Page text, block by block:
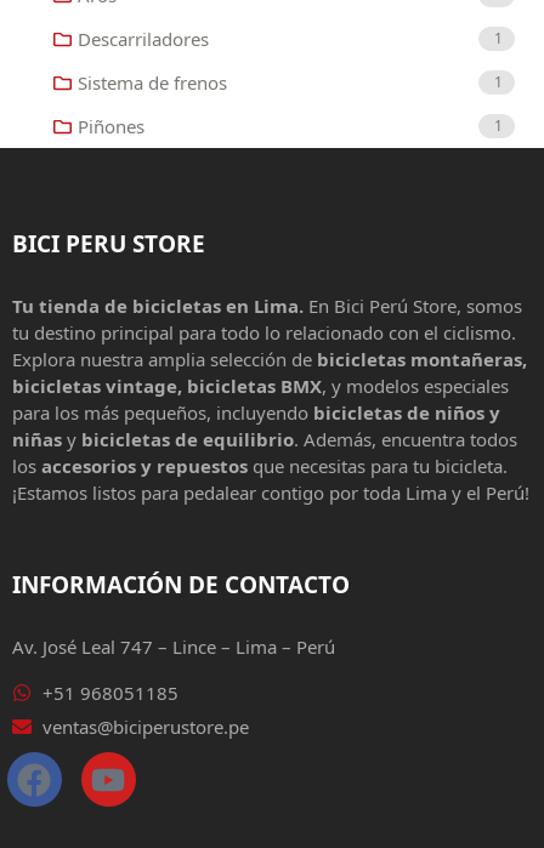
Descarriladores 1
Sistema de frenos 1
Piñones 1
BICI PERU STORE
Tu tienda de bicicletas en Lima. En Bici Perú Store, somos
tu destino principal para todo lo relacionado con el ciclismo.
Explora nuestra amplia selección de bicicletas montañeras,
bicicletas vintage, bicicletas BMX, y modelos especiales
para los más pequeños, incluyendo bicicletas de niños y
niñas y bicicletas de equilibrio. Además, encuentra todos
los accesorios y repuestos que necesitas para tu bicicleta.
¡Estamos listos para pedalear contigo por toda Lima y el Perú!
INFORMACIÓN DE CONTACTO
Av. José Leal 747 – Lince – Lima – Perú
+51 968051185
ventas@biciperustore.pe